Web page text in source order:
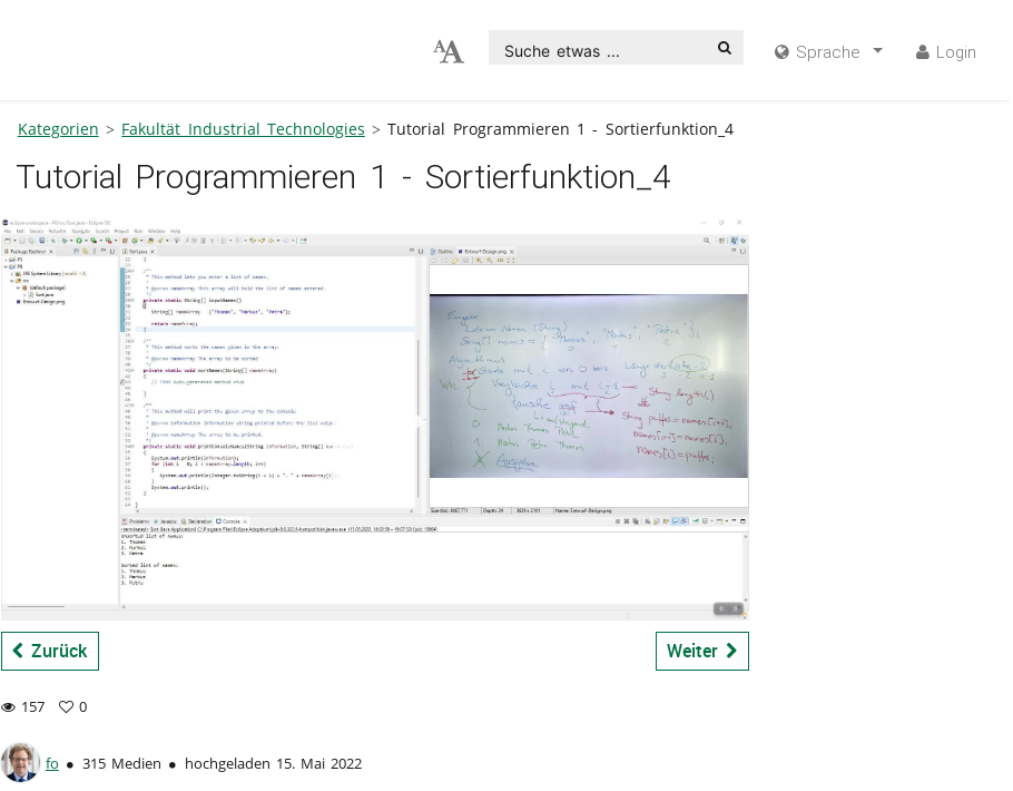
Suche etwas ... Sprache Login
Kategorien Fakultät Industrial Technologies Tutorial Programmieren 1 - Sortierfunktion_4
Tutorial Programmieren 1 - Sortierfunktion_4
Video
Zurück Weiter
157
views
0
favorites
fo 315 Medien hochgeladen 15. Mai 2022